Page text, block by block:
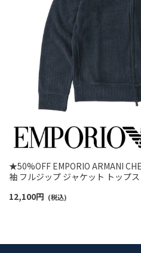
★50%OFF EMPORIO ARMANI
袖 フルジップ ジャケット トップ
12,100円 (税込)